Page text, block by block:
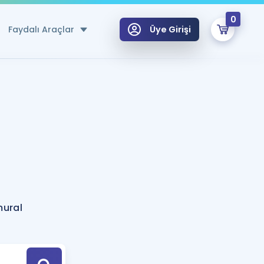
Faydalı Araçlar
Hesaplama Aracı
için Öneriler
Tek Takvimde
Üye Girişi
0
Hoca ile seni sınava hazırlayacak onlarca eğitim seni bekliyor!